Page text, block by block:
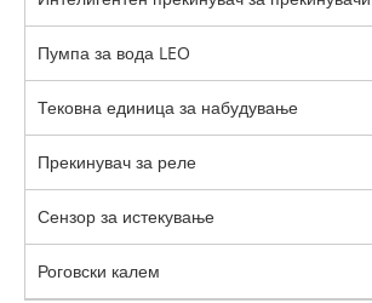
Пумпа за вода LEO
Тековна единица за набудување
Прекинувач за реле
Сензор за истекување
Роговски калем